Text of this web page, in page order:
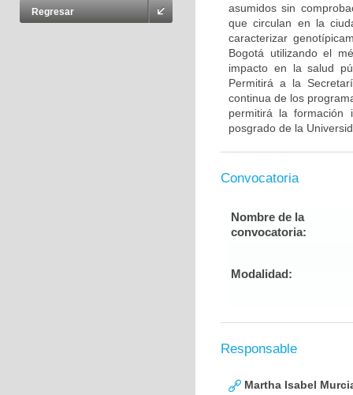
Regresar
asumidos sin
que circulan en la
caracterizar
Bogotá utilizando el
impacto en la salud
Permitirá a la
continua de los
permitirá la formación
posgrado de la
Convocatoria
Nombre de la
convocatoria:
Modalidad:
Responsable
Martha Isabel